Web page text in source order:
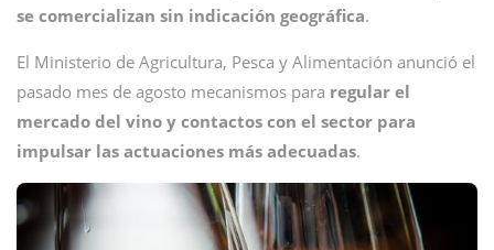
se comercializan sin indicación geográfica.
El Ministerio de Agricultura, Pesca y Alimentación anunció el
pasado mes de agosto mecanismos para regular el
mercado del vino y contactos con el sector para
impulsar las actuaciones más adecuadas.